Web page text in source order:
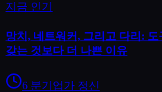
지금 인기
망치, 네트워커, 그리고 다리:
갖는 것보다 더 나쁜 이유
6 분기업가 정신